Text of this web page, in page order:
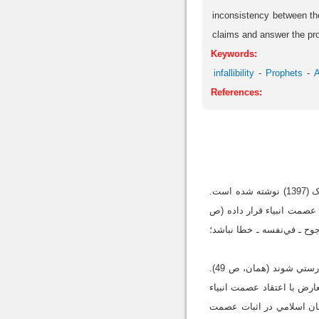
inconsistency between
claims and answer the
Keywords:
infallibility
Prophets
References:
مقاله‌اي علمي ـ پژوهشي با عنوان «نقد و بررسي راهکار ترک اولي̍̍ در توجيه خطاهاي انبياء» توسط حسین اترک (1397) نوشته شده است.
عصمت انبياء قرار داده (ص
ـ في‌‌نفسه ـ خطا نباشد؛
ايشان می‌گوید: براساس دلايل عقلي ارائه‌شده از سوي متکلمان شيعي، انبياء نبايد مرتکب هيچ خطا و عمل نادرستي شوند (همان، ص 49).
با اعتقاد عصمت انبياء
اسلامي در اثبات عصمت